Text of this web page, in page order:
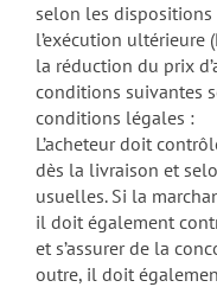
selon les dispositions
l’exécution ultérieure
la réduction du prix
conditions suivantes
conditions légales :
L’acheteur doit
dès la livraison et
usuelles. Si la
il doit également
et s’assurer de la
outre, il doit